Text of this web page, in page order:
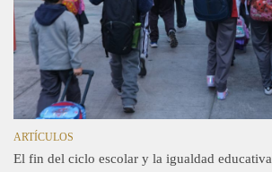
ARTÍCULOS
El fin del ciclo escolar y la igualdad educativa